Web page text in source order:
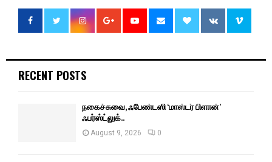
RECENT POSTS
நகைச்சுவை, ஃபேண்டஸி ‘மாஸ்டர் பிளான்’
ஃபர்ஸ்ட்லுக்..
August 9, 2026 0